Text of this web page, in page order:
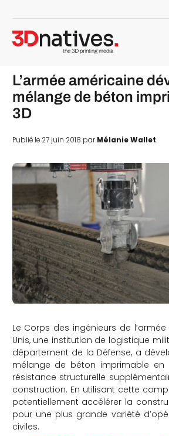
L’armée américaine
mélange de béton
3D
Publié le 27 juin 2018 parMélanie Wallet
Le Corps des ingénieurs de
Unis, une institution de logistique
département de la Défense, a
mélange de béton imprimable en
résistance structurelle
construction. En utilisant cette
potentiellement accélérer la
pour une plus grande variété
civiles.